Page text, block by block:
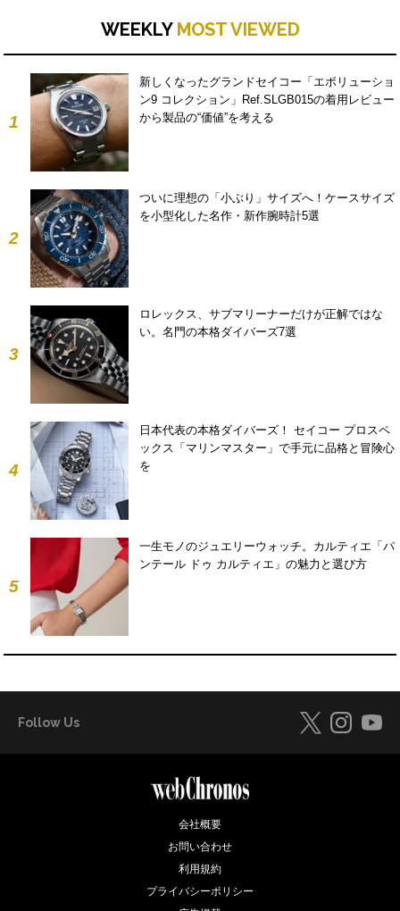
WEEKLY MOST VIEWED
1
新しくなったグランドセイコー「エボリューショ
ン9 コレクション」Ref.SLGB015の着用レビュー
から製品の“価値”を考える
2
ついに理想の「小ぶり」サイズへ！ケースサイズ
を小型化した名作・新作腕時計5選
3
ロレックス、サブマリーナーだけが正解ではな
い。名門の本格ダイバーズ7選
4
日本代表の本格ダイバーズ！ セイコー プロスペ
ックス「マリンマスター」で手元に品格と冒険心
を
5
一生モノのジュエリーウォッチ。カルティエ「パ
ンテール ドゥ カルティエ」の魅力と選び方
Follow Us
会社概要
お問い合わせ
利用規約
プライバシーポリシー